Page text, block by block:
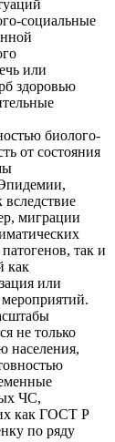
социальные
или
здоровью
биолого-
от состояния
миграции
так и
как
или
не только
населения,
ЧС,
как ГОСТ Р
по ряду